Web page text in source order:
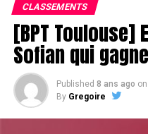
CLASSEMENTS
[BPT Toulouse]
Sofian qui
Published 8 ans ago on
By Gregoire